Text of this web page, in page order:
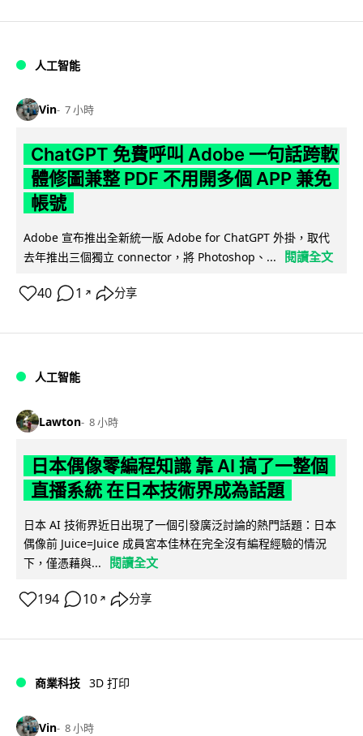
人工智能
Vin 7 小時
ChatGPT 免費呼叫 Adobe 一句話跨軟
體修圖兼整 PDF 不用開多個 APP 兼免
帳號
Adobe 宣布推出全新統一版 Adobe for ChatGPT 外掛，取代
去年推出三個獨立 connector，將 Photoshop、...
閱讀全文
40 1 ↗ 分享
人工智能
Lawton 8 小時
日本偶像零編程知識 靠 AI 搞了一整個
直播系統 在日本技術界成為話題
日本 AI 技術界近日出現了一個引發廣泛討論的熱門話題：日本
偶像前 Juice=Juice 成員宮本佳林在完全沒有編程經驗的情況
下，僅憑藉與...
閱讀全文
194 10 ↗ 分享
商業科技 3D 打印
Vin 8 小時